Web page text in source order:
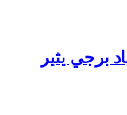
برجي يثير